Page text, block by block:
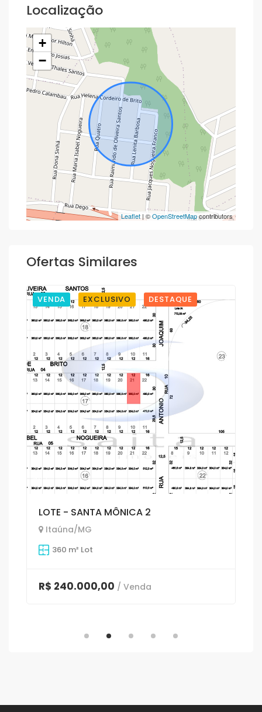
Localização
+
−
Leaflet | ©OpenStreetMapcontributors
Ofertas Similares
VENDA EXCLUSIVO DESTAQUE
LOTE - SANTA MÔNICA 2
Itaúna/MG
360 m² Lot
R$ 240.000,00 / Venda